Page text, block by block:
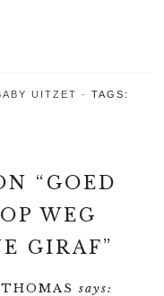
UITZET
TAGS:
“ GOED
WEG
GIRAF”
says: